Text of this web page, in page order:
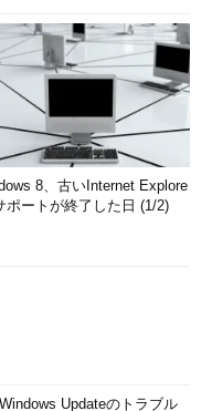
8、古いInternet Explore
ポートが終了した日 (1/2)
Updateのトラブル